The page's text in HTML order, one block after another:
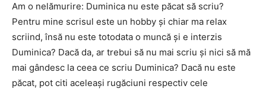
Am o nelămurire: Duminica nu este păcat să scriu?
Pentru mine scrisul este un hobby şi chiar ma relax
scriind, însă nu este totodata o muncă şi e interzis
Duminica? Dacă da, ar trebui să nu mai scriu şi nici să mă
mai gândesc la ceea ce scriu Duminica? Dacă nu este
păcat, pot citi aceleaşi rugăciuni respectiv cele